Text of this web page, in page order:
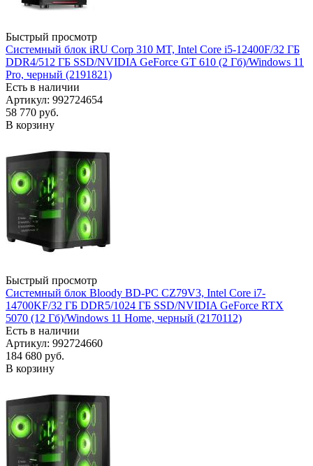
Быстрый просмотр
Системный блок iRU Corp 310 MT, Intel Core i5-12400F/32 ГБ
DDR4/512 ГБ SSD/NVIDIA GeForce GT 610 (2 Гб)/Windows 11
Pro, черный (2191821)
Есть в наличии
Артикул: 992724654
58 770 руб.
В корзину
Быстрый просмотр
Системный блок Bloody BD-PC CZ79V3, Intel Core i7-
14700KF/32 ГБ DDR5/1024 ГБ SSD/NVIDIA GeForce RTX
5070 (12 Гб)/Windows 11 Home, черный (2170112)
Есть в наличии
Артикул: 992724660
184 680 руб.
В корзину